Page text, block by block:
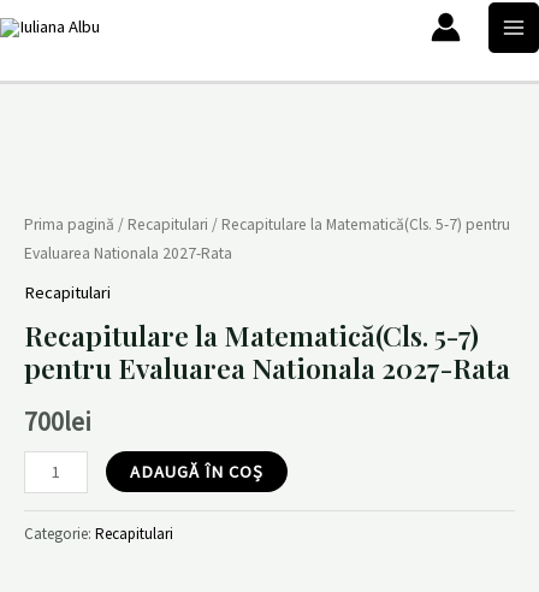
Skip
content
Prima pagină / Recapitulari / Recapitulare la Matematică(Cls. 5-7) pentru
Evaluarea Nationala 2027-Rata
Recapitulari
Recapitulare la Matematică(Cls. 5-7)
pentru Evaluarea Nationala 2027-Rata
700lei
Matematică(Cls.
5-
7)
Evaluarea
Nationala
2027-
Rata
ADAUGĂ ÎN COȘ
Categorie: Recapitulari